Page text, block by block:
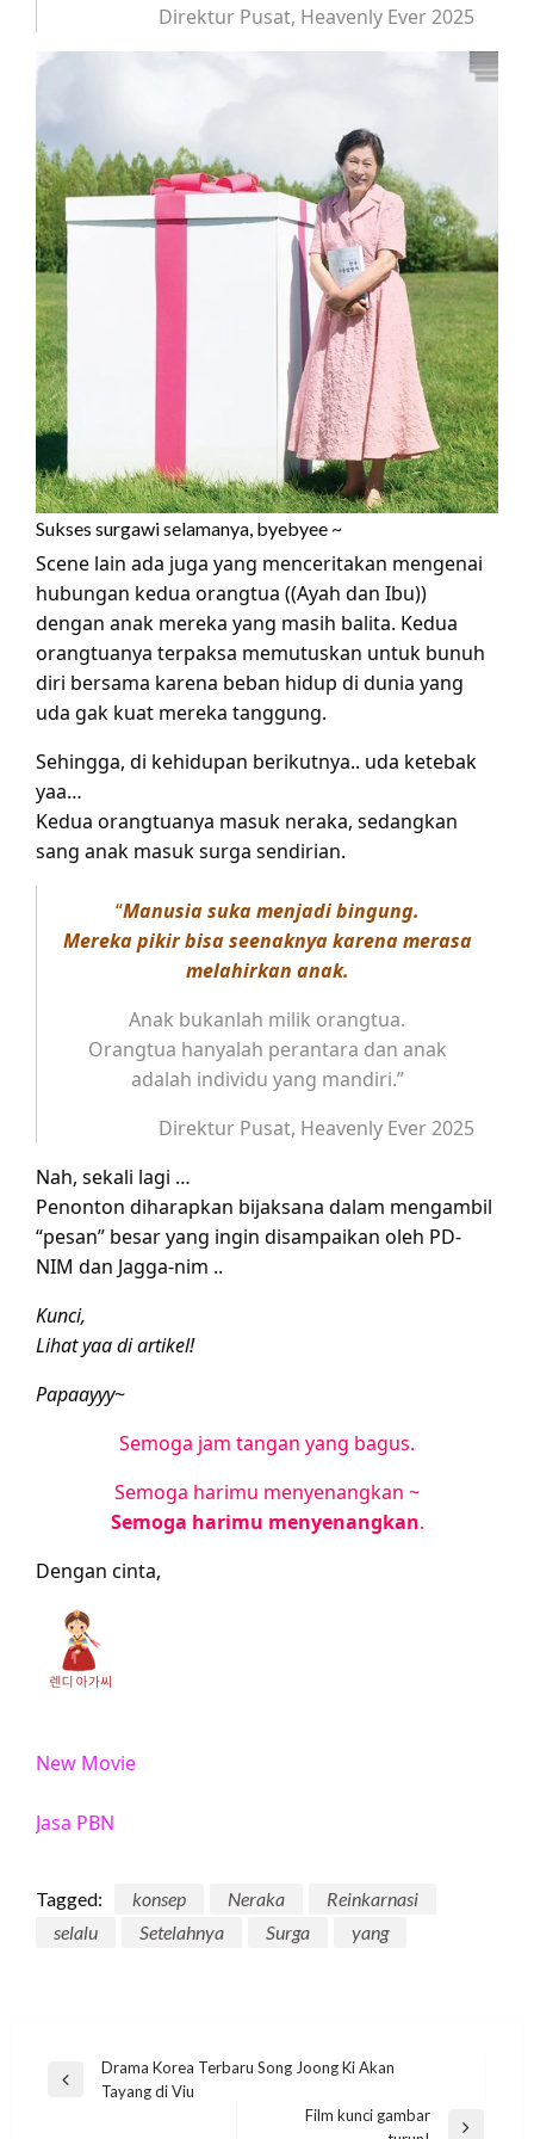
Direktur Pusat, Heavenly Ever 2025
Sukses surgawi selamanya, byebyee ~
Scene lain ada juga yang menceritakan mengenai
hubungan kedua orangtua ((Ayah dan Ibu))
dengan anak mereka yang masih balita. Kedua
orangtuanya terpaksa memutuskan untuk bunuh
diri bersama karena beban hidup di dunia yang
uda gak kuat mereka tanggung.
Sehingga, di kehidupan berikutnya.. uda ketebak
yaa…
Kedua orangtuanya masuk neraka, sedangkan
sang anak masuk surga sendirian.
“Manusia suka menjadi bingung.
Mereka pikir bisa seenaknya karena merasa
melahirkan anak.
Anak bukanlah milik orangtua.
Orangtua hanyalah perantara dan anak
adalah individu yang mandiri.”
Direktur Pusat, Heavenly Ever 2025
Nah, sekali lagi …
Penonton diharapkan bijaksana dalam mengambil
“pesan” besar yang ingin disampaikan oleh PD-
NIM dan Jagga-nim ..
Kunci,
Lihat yaa di artikel!
Papaayyy~
Semoga jam tangan yang bagus.
Semoga harimu menyenangkan ~
Semoga harimu menyenangkan.
Dengan cinta,
New Movie
Jasa PBN
Tagged: konsep Neraka
Reinkarnasi
selalu
Setelahnya Surga yang
Post
navigation
Previous
Drama Korea Terbaru Song Joong Ki Akan
Tayang di Viu
Film kunci gambar